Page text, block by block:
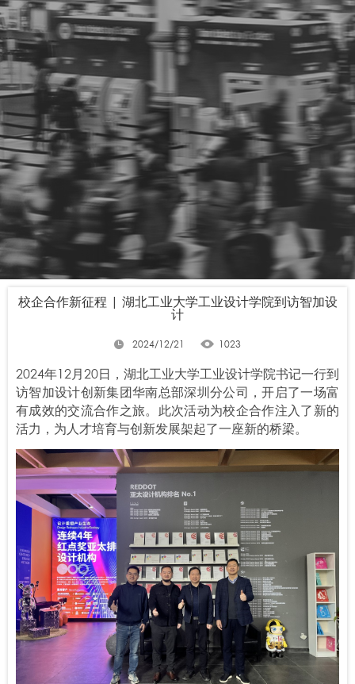
校企合作新征程 | 湖北工业大学工业设计学院到访智加设
计
2024/12/21 1023
2024年12月20日，湖北工业大学工业设计学院书记一行到
访智加设计创新集团华南总部深圳分公司，开启了一场富
有成效的交流合作之旅。此次活动为校企合作注入了新的
活力，为人才培育与创新发展架起了一座新的桥梁。